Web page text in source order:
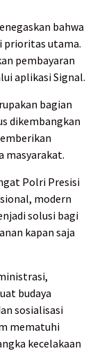
bahwa
prioritas utama.
pembayaran
aplikasi Signal.
bagian
dikembangkan
masyarakat.
Polri Presisi
modern
solusi bagi
kapan saja
budaya
sosialisasi
mematuhi
kecelakaan